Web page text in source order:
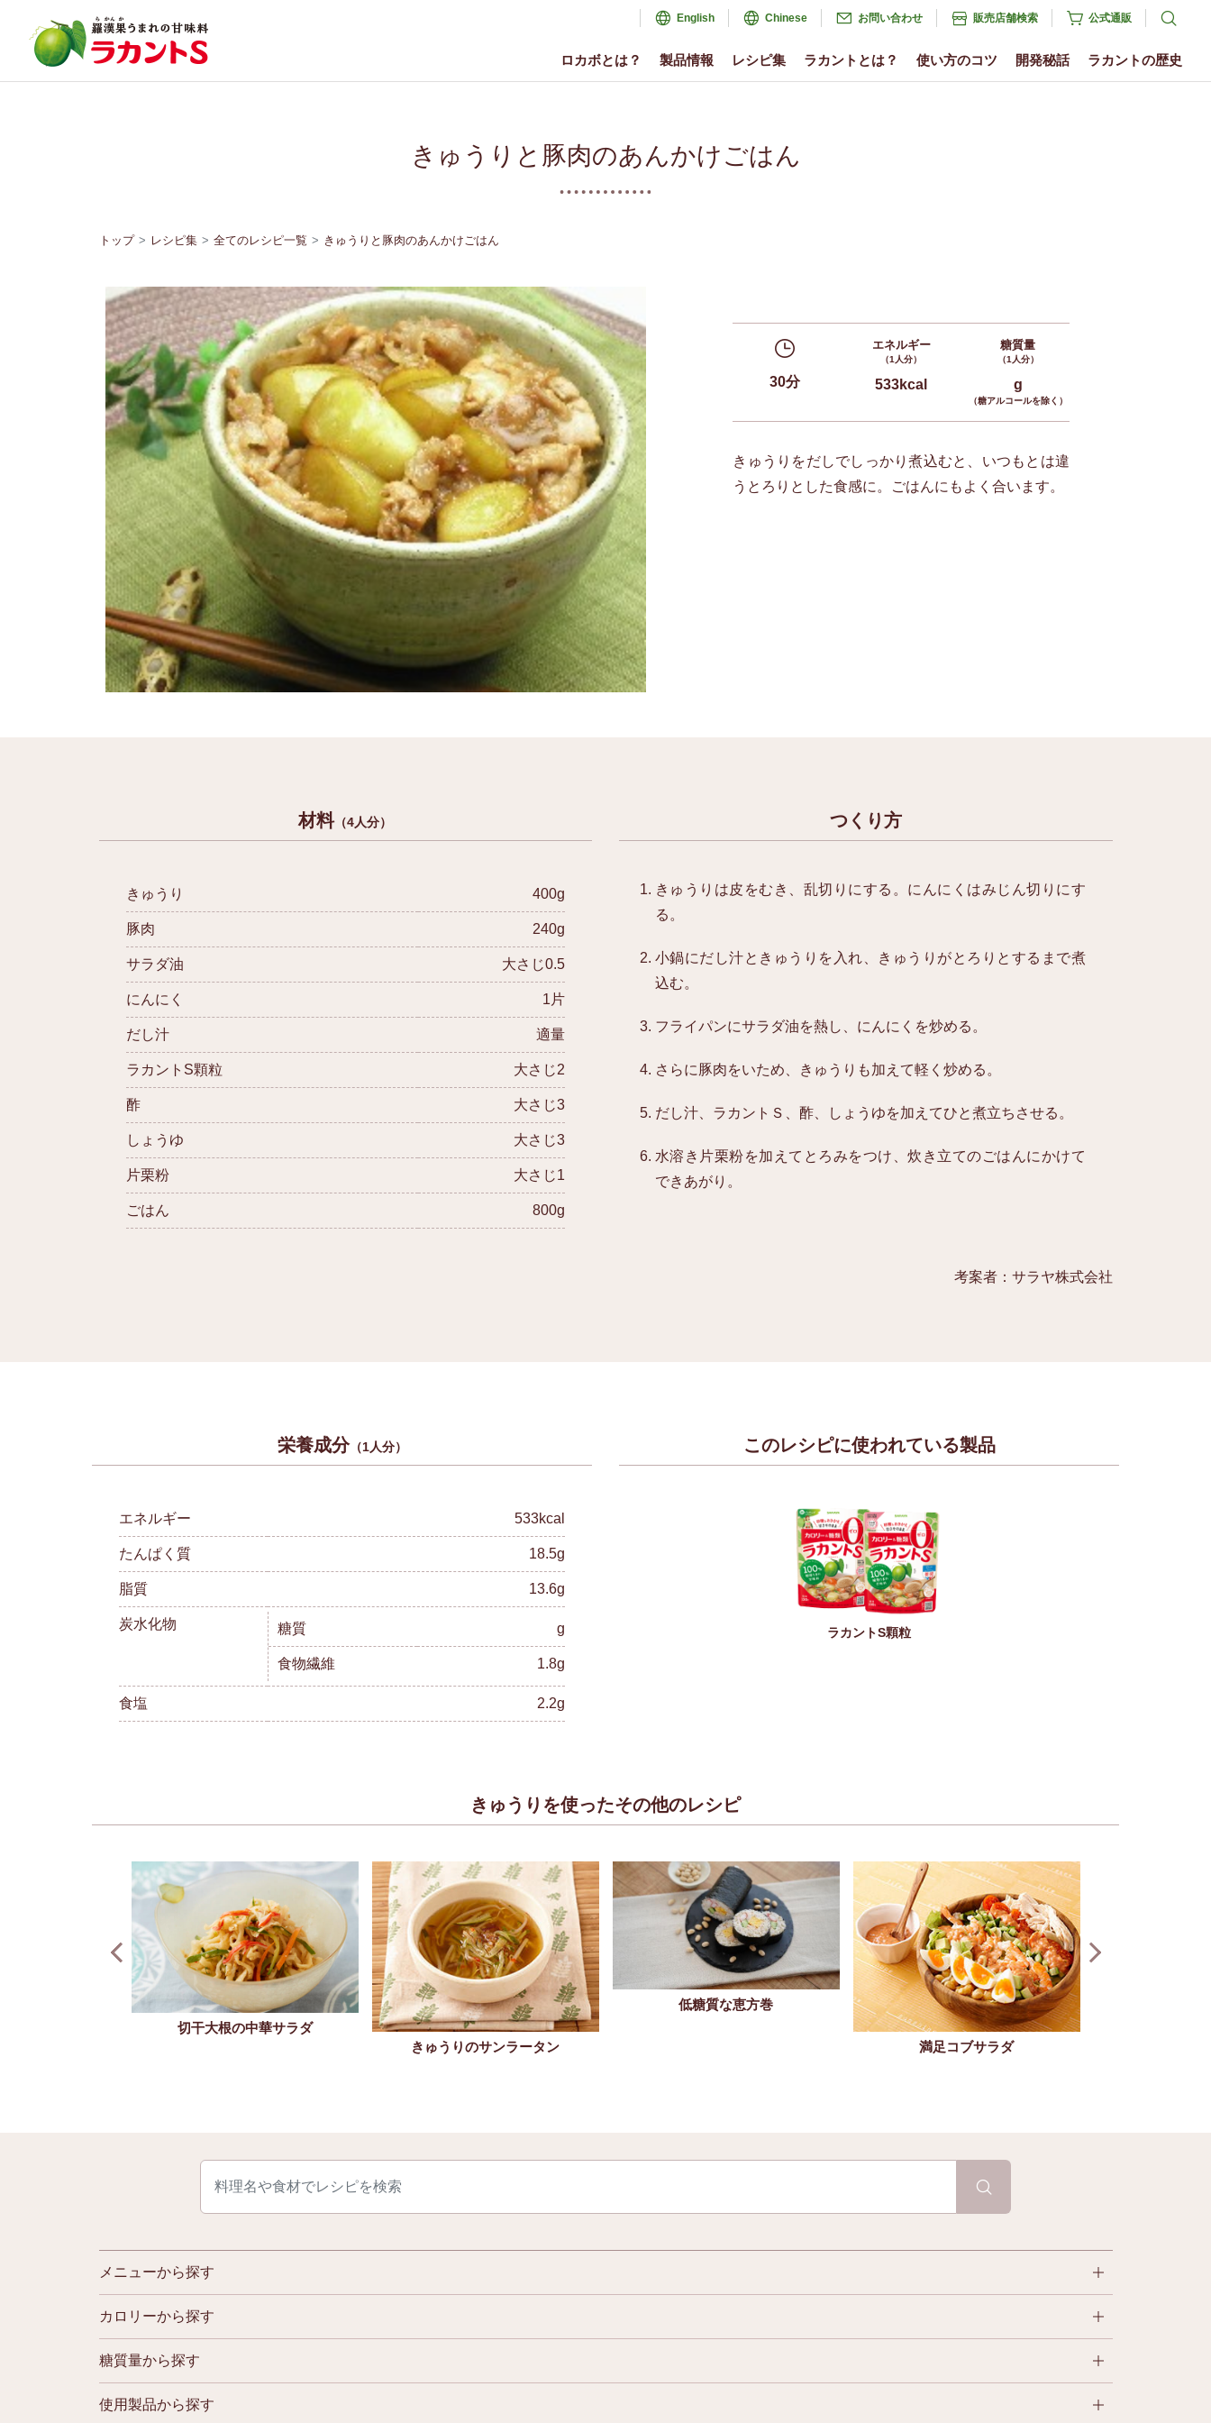
ロカボとは？ 製品情報 レシピ集 ラカントとは？ 使い方のコツ 開発秘話 ラカントの歴史
English Chinese お問い合わせ 販売店舗検索 公式通販
きゅうりと豚肉のあんかけごはん
トップ レシピ集 全てのレシピ一覧 きゅうりと豚肉のあんかけごはん
30分
エネルギー
（1人分）
533kcal
糖質量
（1人分）
g
（糖アルコールを除く）
きゅうりをだしでしっかり煮込むと、いつもとは違
うとろりとした食感に。ごはんにもよく合います。
材料（4人分）
きゅうり 400g
豚肉 240g
サラダ油 大さじ0.5
にんにく 1片
だし汁 適量
ラカントS顆粒 大さじ2
酢 大さじ3
しょうゆ 大さじ3
片栗粉 大さじ1
ごはん 800g
つくり方
きゅうりは皮をむき、乱切りにする。にんにくはみじん切りにす
る。
小鍋にだし汁ときゅうりを入れ、きゅうりがとろりとするまで煮
込む。
フライパンにサラダ油を熱し、にんにくを炒める。
さらに豚肉をいため、きゅうりも加えて軽く炒める。
だし汁、ラカントＳ、酢、しょうゆを加えてひと煮立ちさせる。
水溶き片栗粉を加えてとろみをつけ、炊き立てのごはんにかけて
できあがり。
考案者：サラヤ株式会社
栄養成分（1人分）
エネルギー 533kcal
たんぱく質 18.5g
脂質 13.6g
炭水化物 糖質 g
食物繊維 1.8g
食塩 2.2g
このレシピに使われている製品
ラカントS顆粒
きゅうりを使ったその他のレシピ
切干大根の中華サラダ
きゅうりのサンラータン
低糖質な恵方巻
満足コブサラダ
メニューから探す
カロリーから探す
糖質量から探す
使用製品から探す